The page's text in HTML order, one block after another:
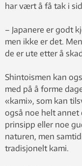
har vært å få tak i
– Japanere er godt
men ikke er det.
de er ute etter å
Shintoismen kan
med på å forme
«kami», som kan
også noe helt
prinsipp eller noe
naturen, men
tradisjonelt kami.